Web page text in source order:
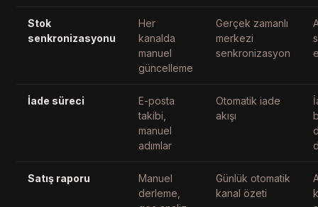
Stok
senkronizasyonu
Her
kanalda
manuel
güncelleme
Gerçek zamanlı
merkezi
senkronizasyon
İade süreci
E-posta
takibi,
manuel
adımlar
Otomatik iade
akışı
Satış raporu
Manuel
derleme,
Günlük otomatik
kanal özeti